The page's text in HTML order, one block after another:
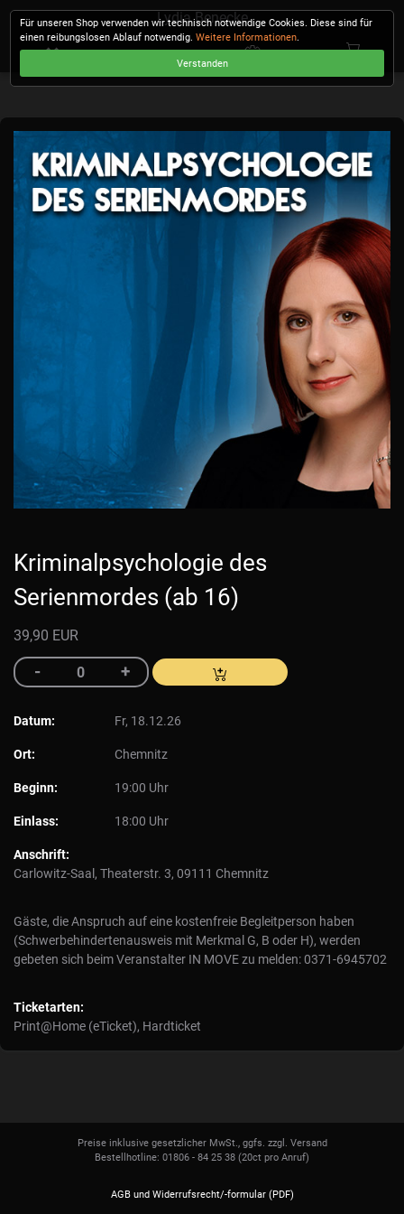
Lydia Benecke
Kriminalpsychologie des
Serienmordes (ab 16)
39,90 EUR
Datum: Fr, 18.12.26
Ort: Chemnitz
Beginn: 19:00 Uhr
Einlass: 18:00 Uhr
Anschrift:
Carlowitz-Saal, Theaterstr. 3, 09111 Chemnitz
Gäste, die Anspruch auf eine kostenfreie Begleitperson haben
(Schwerbehindertenausweis mit Merkmal G, B oder H), werden
gebeten sich beim Veranstalter IN MOVE zu melden: 0371-6945702
Ticketarten:
Print@Home (eTicket), Hardticket
Für unseren Shop verwenden wir technisch notwendige Cookies. Diese sind für
einen reibungslosen Ablauf notwendig.Weitere Informationen.
Verstanden
Preise inklusive gesetzlicher MwSt., ggfs. zzgl. Versand
Bestellhotline: 01806 - 84 25 38 (20ct pro Anruf)
AGB und Widerrufsrecht/-formular (PDF)